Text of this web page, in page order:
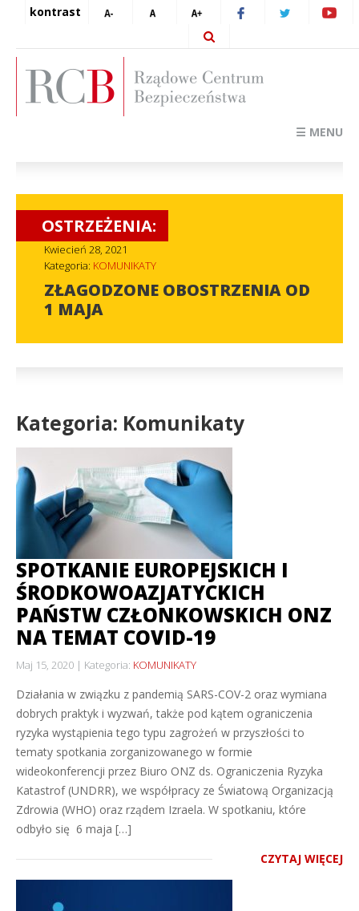
kontrast
☰ MENU
OSTRZEŻENIA:
Kwiecień 28, 2021
Kategoria: KOMUNIKATY
ZŁAGODZONE OBOSTRZENIA OD
1 MAJA
Kategoria: Komunikaty
SPOTKANIE EUROPEJSKICH I
ŚRODKOWOAZJATYCKICH
PAŃSTW CZŁONKOWSKICH ONZ
NA TEMAT COVID-19
Maj 15, 2020 Kategoria: KOMUNIKATY
Działania w związku z pandemią SARS-COV-2 oraz wymiana
dobrych praktyk i wyzwań, także pod kątem ograniczenia
ryzyka wystąpienia tego typu zagrożeń w przyszłości to
tematy spotkania zorganizowanego w formie
wideokonferencji przez Biuro ONZ ds. Ograniczenia Ryzyka
Katastrof (UNDRR), we współpracy ze Światową Organizacją
Zdrowia (WHO) oraz rządem Izraela. W spotkaniu, które
odbyło się 6 maja […]
CZYTAJ WIĘCEJ